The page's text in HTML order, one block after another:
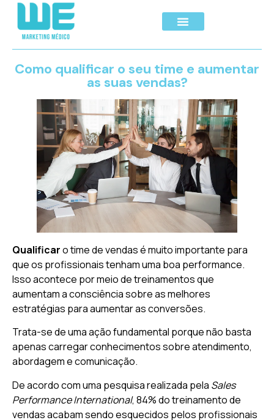
Como qualificar o seu time e aumentar
as suas vendas?
Qualificaro time de vendas é muito importante para
que os profissionais tenham uma boa performance.
Isso acontece por meio de treinamentos que
aumentam a consciência sobre as melhores
estratégias para aumentar as conversões.
Trata-se de uma ação fundamental porque não basta
apenas carregar conhecimentos sobre atendimento,
abordagem e comunicação.
De acordo com uma pesquisa realizada pela Sales
Performance International, 84% do treinamento de
vendas acabam sendo esquecidos pelos profissionais